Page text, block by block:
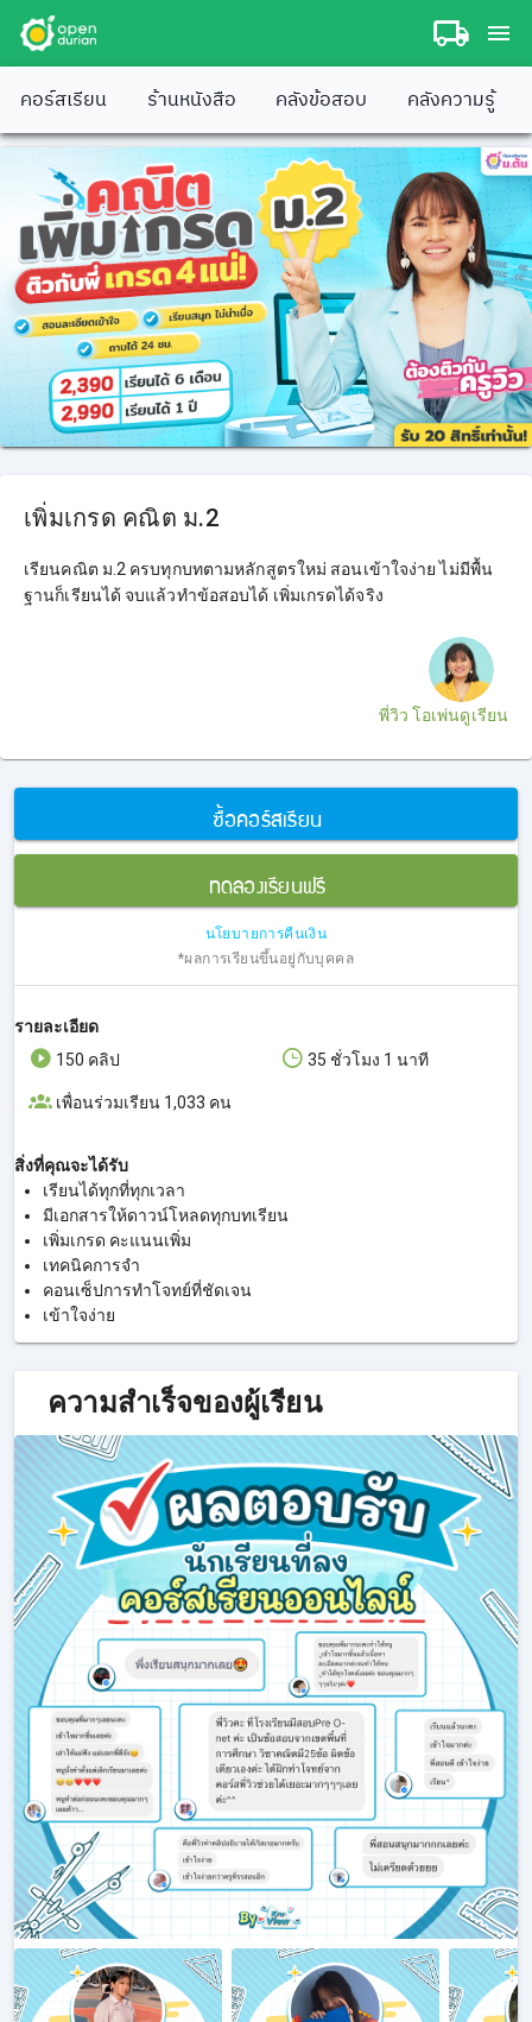
คอร์สเรียน ร้านหนังสือ คลังข้อสอบ คลังความรู้
เพิ่มเกรด คณิต ม.2
เรียนคณิต ม.2 ครบทุกบทตามหลักสูตรใหม่ สอนเข้าใจง่าย ไม่มีพื้น
ฐานก็เรียนได้ จบแล้วทำข้อสอบได้ เพิ่มเกรดได้จริง
พี่วิว โอเพ่นดูเรียน
ซื้อคอร์สเรียน
ทดลองเรียนฟรี
นโยบายการคืนเงิน
*ผลการเรียนขึ้นอยู่กับบุคคล
รายละเอียด
150 คลิป
35 ชั่วโมง 1 นาที
เพื่อนร่วมเรียน 1,033 คน
สิ่งที่คุณจะได้รับ
เรียนได้ทุกที่ทุกเวลา
มีเอกสารให้ดาวน์โหลดทุกบทเรียน
เพิ่มเกรด คะแนนเพิ่ม
เทคนิคการจำ
คอนเซ็ปการทำโจทย์ที่ชัดเจน
เข้าใจง่าย
ความสำเร็จของผู้เรียน